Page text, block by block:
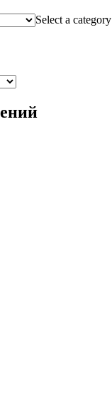
Select a category